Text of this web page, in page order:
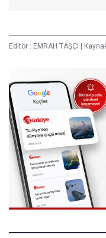
Editör : EMRAH TAŞÇI |